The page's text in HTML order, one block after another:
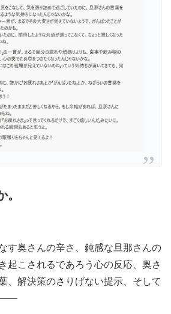
す奥さんの辛さ、鈍感な旦那さんの
起こされるであろう心の反応、奥さ
、解決策のさりげない提示、そして
――